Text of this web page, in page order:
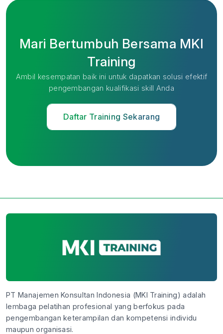
Mari Bertumbuh Bersama MKI
Training
Ambil kesempatan baik ini untuk dapatkan solusi efektif
pengembangan kualifikasi skill Anda
Daftar Training Sekarang
PT Manajemen Konsultan Indonesia (MKI Training) adalah
lembaga pelatihan profesional yang berfokus pada
pengembangan keterampilan dan kompetensi individu
maupun organisasi.